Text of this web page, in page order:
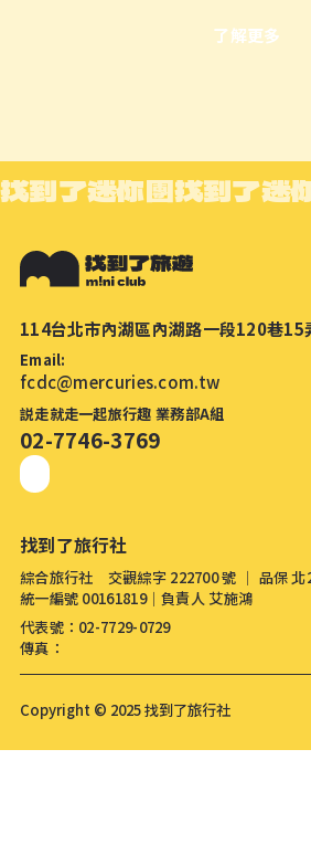
了解更多
找到了迷你團找到了迷
114台北市內湖區內湖路一段120巷15
Email:
fcdc@mercuries.com.tw
説走就走一起旅行趣 業務部A組
02-7746-3769
找到了旅行社
綜合旅行社 交觀綜字 222700 號 │ 品保 北
統一編號 00161819│負責人 艾施鴻
代表號：02-7729-0729
傳真：
Copyright © 2025 找到了旅行社